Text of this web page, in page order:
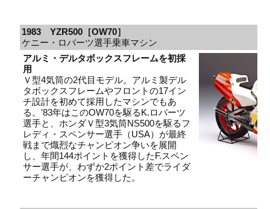
1983 YZR500［OW70］
ケニー・ロバーツ選手乗車マシン
アルミ・デルタボックスフレームを初採
用
Ｖ型4気筒の2代目モデル。アルミ製デル
タボックスフレームやフロントの17イン
チ設計を初めて採用したマシンでもあ
る。'83年はこのOW70を駆るK.ロバーツ
選手と、ホンダＶ型3気筒NS500を駆るフ
レディ・スペンサー選手（USA）が最終
戦まで熾烈なチャンピオン争いを展開
し、年間144ポイントを獲得したF.スペン
サー選手が、わずか2ポイント差でライダ
ーチャンピオンを獲得した。